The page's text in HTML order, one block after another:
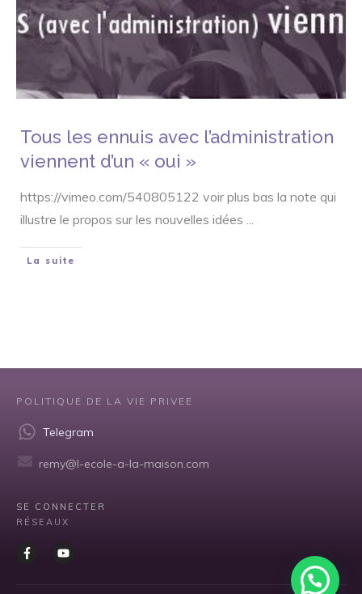
Tous les ennuis avec l’administration
viennent d’un « oui »
https://vimeo.com/540805122 voir plus bas la note qui
illustre le propos sur les nouvelles idées
La suite
POLITIQUE DE LA VIE PRIVEE
Telegram
remy@l-ecole-a-la-maison.com
SE CONNECTER
RÉSEAUX